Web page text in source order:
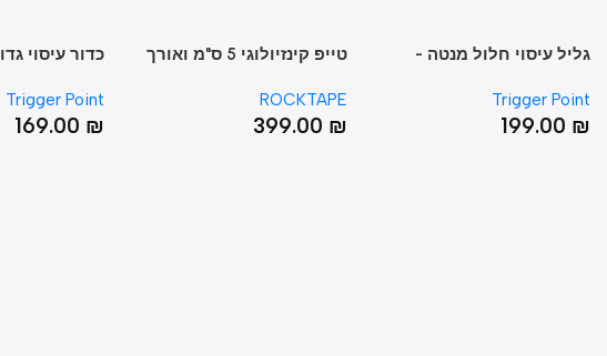
עיסוי חלול מנטה -
Trigger
199.00
טייפ קינזיולוגי 5 ס"מ ואורך
LOGOBLACK
ROCKTAPE
399.00
Trigger Point
169.00